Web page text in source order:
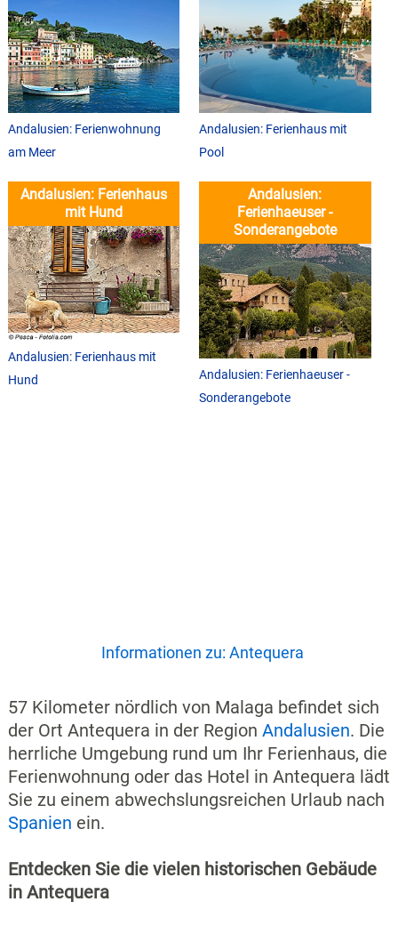
Andalusien: Ferienwohnung
am Meer
Andalusien: Ferienhaus mit
Pool
Andalusien: Ferienhaus
mit Hund
Andalusien: Ferienhaus mit
Hund
Andalusien:
Ferienhaeuser -
Sonderangebote
Andalusien: Ferienhaeuser -
Sonderangebote
Informationen zu: Antequera
57 Kilometer nördlich von Malaga befindet sich
der Ort Antequera in der Region Andalusien. Die
herrliche Umgebung rund um Ihr Ferienhaus, die
Ferienwohnung oder das Hotel in Antequera lädt
Sie zu einem abwechslungsreichen Urlaub nach
Spanien ein.
Entdecken Sie die vielen historischen Gebäude
in Antequera